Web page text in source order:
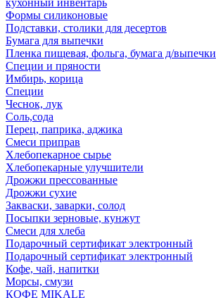
кухонный инвентарь
Формы силиконовые
Подставки, столики для десертов
Бумага для выпечки
Пленка пищевая, фольга, бумага д/выпечки
Специи и пряности
Имбирь, корица
Специи
Чеснок, лук
Соль,сода
Перец, паприка, аджика
Смеси приправ
Хлебопекарное сырье
Хлебопекарные улучшители
Дрожжи прессованные
Дрожжи сухие
Закваски, заварки, солод
Посыпки зерновые, кунжут
Смеси для хлеба
Подарочный сертификат электронный
Подарочный сертификат электронный
Кофе, чай, напитки
Морсы, смузи
КОФЕ MIKALE